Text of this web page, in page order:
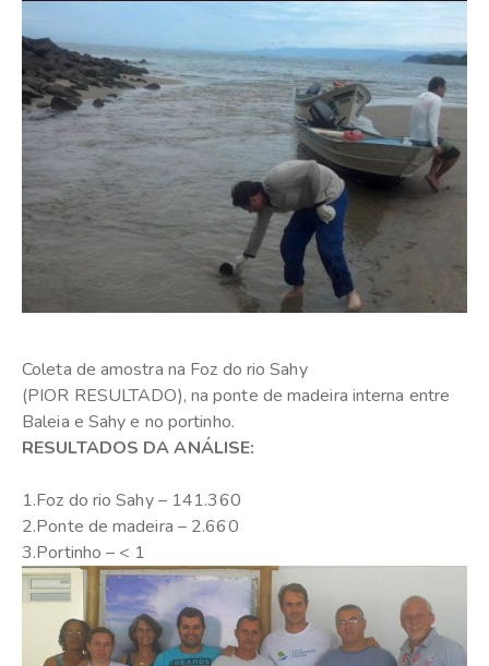
Coleta de amostra na Foz do rio Sahy
(PIOR RESULTADO), na ponte de madeira interna entre
Baleia e Sahy e no portinho.
RESULTADOS DA ANÁLISE:
1.Foz do rio Sahy – 141.360
2.Ponte de madeira – 2.660
3.Portinho – < 1